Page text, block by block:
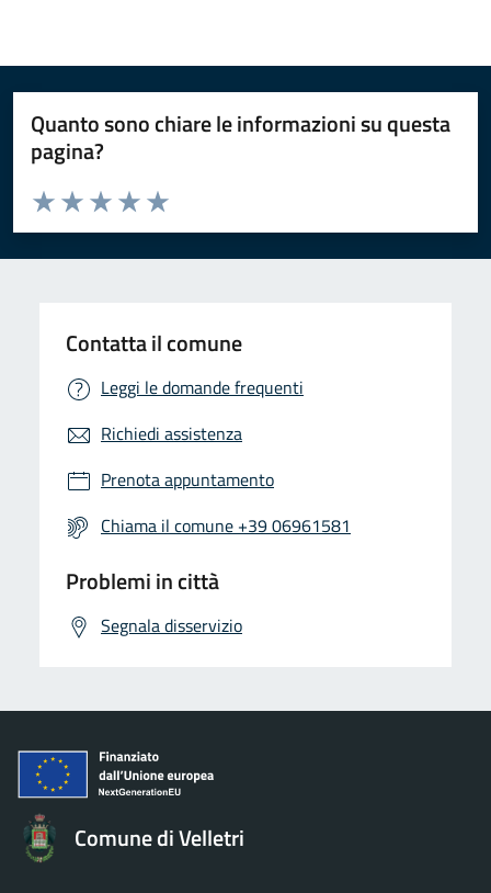
Quanto sono chiare le informazioni su questa
pagina?
Valuta da 1 a 5 stelle la pagina
Valuta 5 stelle su 5
Valuta 4 stelle su 5
Valuta 3 stelle su 5
Valuta 2 stelle su 5
Valuta 1 stelle su 5
Contatta il comune
Leggi le domande frequenti
Richiedi assistenza
Prenota appuntamento
Chiama il comune +39 06961581
Problemi in città
Segnala disservizio
Comune di Velletri